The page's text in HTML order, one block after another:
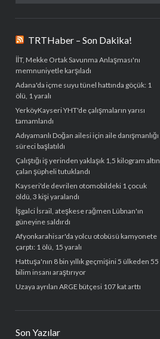
TRTHaber – Son Dakika!
İİT, Mekke Ortak Savunma Anlaşması'nı
memnuniyetle karşıladı
Adana'da içme suyu tünel hattında göçük: 1
ölü, 1 yaralı
YerköyKayseri YHT'de çalışmaların yarısı
tamamlandı
Adıyamanlı Doğan ailesi için aile danışmanlığı
süreci başlatıldı
Çalıştığı iş yerinden yaklaşık 1,5 kilogram altın
çalan şüpheli tutuklandı
Kayseri'de devrilen otomobildeki 1 çocuk
öldü, 3 kişi yaralandı
İşgalci İsrail, ateşkese rağmen Lübnan'ın
güneyine saldırdı
Afyonkarahisar'da yolcu otobüsü kamyonete
çarptı: 1 ölü, 15 yaralı
Hattuşa'nın 8 bin yıllık geçmişini 5 ülkeden 55
bilim insanı araştırıyor
Uzaya ayrılan ARGE bütçesi 107 kat arttı
Son Yazılar